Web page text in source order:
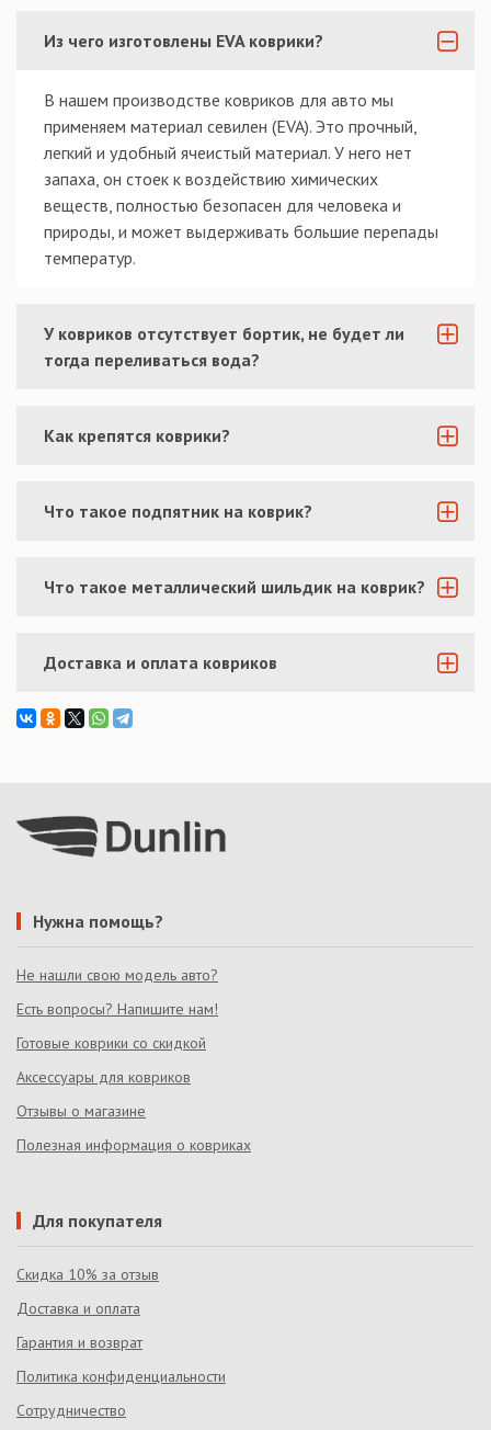
Из чего изготовлены EVA коврики?
В нашем производстве ковриков для авто мы
применяем материал севилен (EVA). Это прочный,
легкий и удобный ячеистый материал. У него нет
запаха, он стоек к воздействию химических
веществ, полностью безопасен для человека и
природы, и может выдерживать большие перепады
температур.
У ковриков отсутствует бортик, не будет ли
тогда переливаться вода?
Как крепятся коврики?
Что такое подпятник на коврик?
Что такое металлический шильдик на коврик?
Доставка и оплата ковриков
Нужна помощь?
Не нашли свою модель авто?
Есть вопросы? Напишите нам!
Готовые коврики со скидкой
Аксессуары для ковриков
Отзывы о магазине
Полезная информация о ковриках
Для покупателя
Скидка 10% за отзыв
Доставка и оплата
Гарантия и возврат
Политика конфиденциальности
Сотрудничество